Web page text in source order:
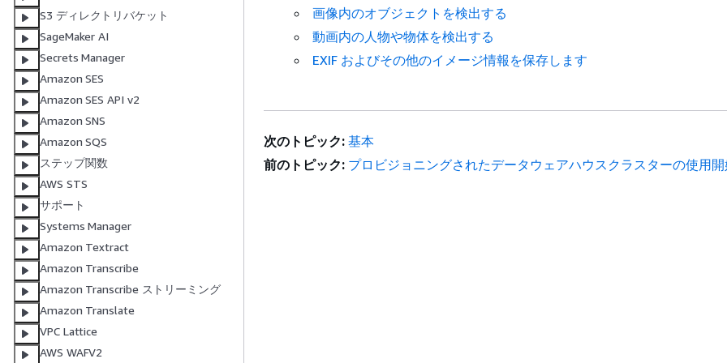
S3 ディレクトリバケット
SageMaker AI
Secrets Manager
Amazon SES
Amazon SES API v2
Amazon SNS
Amazon SQS
ステップ関数
AWS STS
サポート
Systems Manager
Amazon Textract
Amazon Transcribe
Amazon Transcribe ストリーミング
Amazon Translate
VPC Lattice
AWS WAFV2
画像内のオブジェクトを検出する
動画内の人物や物体を検出する
EXIF およびその他のイメージ情報を保存します
次のトピック: 基本
前のトピック: プロビジョニングされたデータウェアハウスクラスターの使用